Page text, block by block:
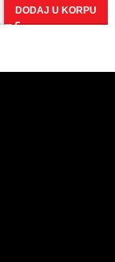
DODAJ U KORPU